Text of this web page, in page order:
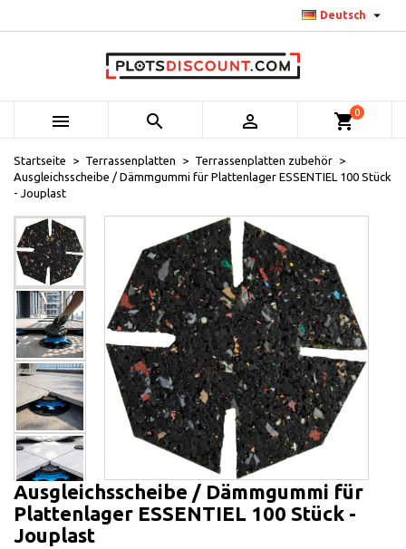
Deutsch 
   shopping_cart0
Startseite Terrassenplatten
Terrassenplatten zubehör
Ausgleichsscheibe / Dämmgummi für Plattenlager ESSENTIEL 100 Stück
- Jouplast
Ausgleichsscheibe / Dämmgummi für
Plattenlager ESSENTIEL 100 Stück -
Jouplast